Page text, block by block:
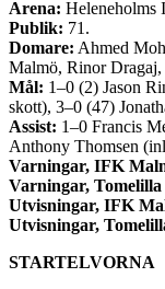
Arena: Heleneholms
Publik: 71.
Domare: Ahmed
Malmö, Rinor
Mål: 1–0 (2) Jason
skott), 3–0 (47)
Assist: 1–0 Francis
Anthony Thomsen
Varningar, IFK
Varningar,
Utvisningar, IFK
Utvisningar,
STARTELVORNA